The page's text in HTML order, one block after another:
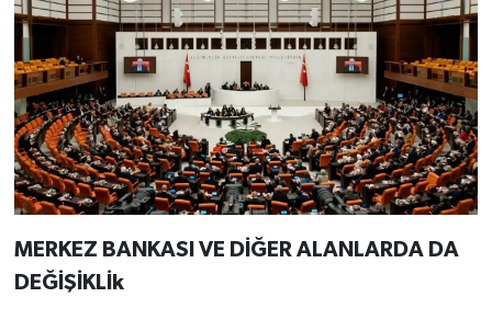
MERKEZ BANKASI VE DİĞER ALANLARDA DA
DEĞİŞİKLİk